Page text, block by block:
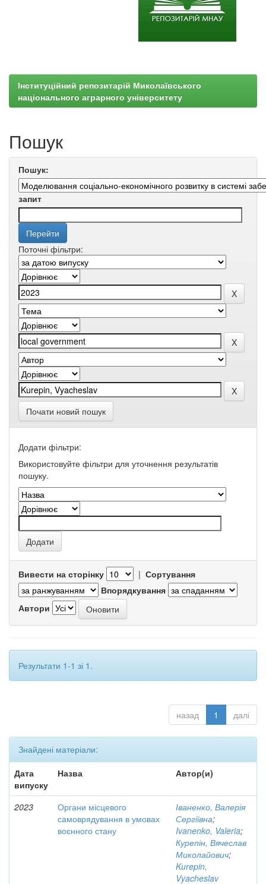
Інституційний репозитарій Миколаївського
національного аграрного університету
Пошук
Пошук:
запит
Поточні фільтри:
Почати новий пошук
Додати фільтри:
Використовуйте фільтри для уточнення результатів
пошуку.
Вивести на сторінку | Сортування
Впорядкування
Автори
Результати 1-1 зі 1.
назад 1 далі
Знайдені матеріали:
Дата
випуску
Назва Автор(и)
2023
Органи місцевого
самоврядування в умовах
воєнного стану
Іваненко, Валерія
Сергіївна;
Ivanenko, Valeria;
Курепін, Вячеслав
Миколайович;
Kurepin,
Vyacheslav